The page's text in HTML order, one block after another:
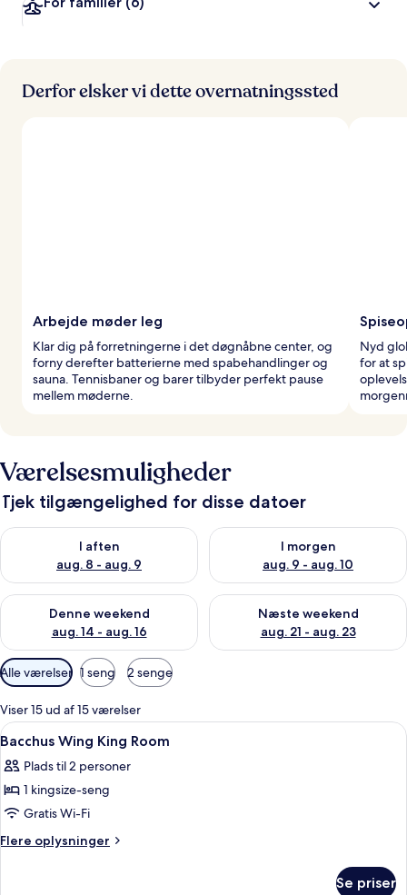
Derfor elsker vi dette overnatningssted
Arbejde møder leg
Klar dig på forretningerne i det døgnåbne center, og
forny derefter batterierne med spabehandlinger og
sauna. Tennisbaner og barer tilbyder perfekt pause
mellem møderne.
Nyd
for at
Værelsesmuligheder
Tjek tilgængelighed for disse datoer
I aften
aug. 8 - aug. 9
Tjek tilgængelighed for i aften aug. 8 - aug. 9
I morgen
aug. 9 - aug. 10
Tjek tilgængelighed for i
Denne weekend
aug. 14 - aug. 16
Tjek tilgængelighed for denne weekend aug. 14 - aug. 16
Næste weekend
aug. 21 - aug. 23
Tjek tilgængelighed for næste
Tilgængelige
filtre
for
værelser
Alle værelser 1 seng 2 senge
Viser 15 ud af 15 værelser
Indlæs
alle
billeder
af
Bacchus
Wing
Et hotelværelse med en stor seng,
5
Bacchus Wing King Room
Plads til 2 personer
1 kingsize-seng
Gratis Wi-Fi
Flere oplysninger
Flere
Se priser